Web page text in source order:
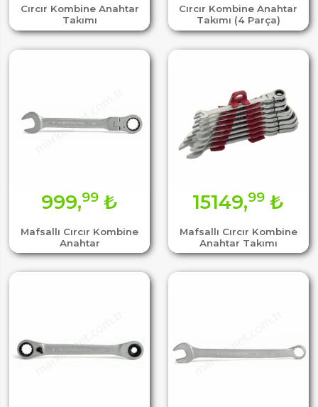
Cırcır Kombine Anahtar
Takımı
Cırcır Kombine Anahtar
Takımı (4 Parça)
Mafsallı Cırcır Kombine
Anahtar
999,99 ₺
Mafsallı Cırcır Kombine
Anahtar Takımı
15149,99 ₺